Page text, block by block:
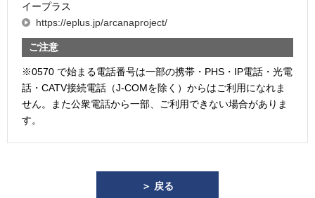
イープラス
https://eplus.jp/arcanaproject/
ご注意
※0570 で始まる電話番号は一部の携帯・PHS・IP電話・光電
話・CATV接続電話（J-COMを除く）からはご利用になれま
せん。また公衆電話から一部、ご利用できない場合がありま
す。
＞ 戻る